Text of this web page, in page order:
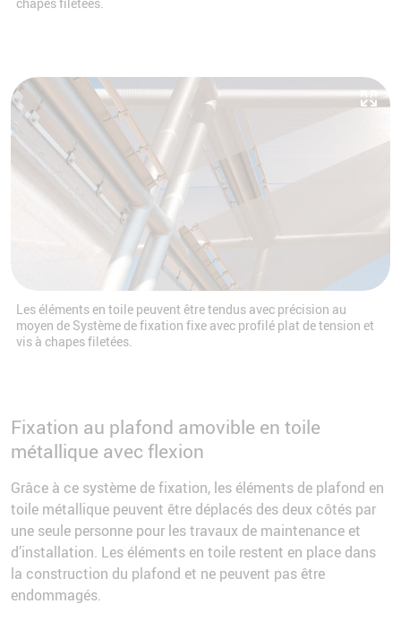
Les éléments en toile peuvent être tendus avec précision au
moyen de Système de fixation fixe avec profilé plat de tension et
vis à chapes filetées.
Fixation au plafond amovible en toile
métallique avec flexion
Grâce à ce système de fixation, les éléments de plafond en
toile métallique peuvent être déplacés des deux côtés par
une seule personne pour les travaux de maintenance et
d’installation. Les éléments en toile restent en place dans
la construction du plafond et ne peuvent pas être
endommagés.